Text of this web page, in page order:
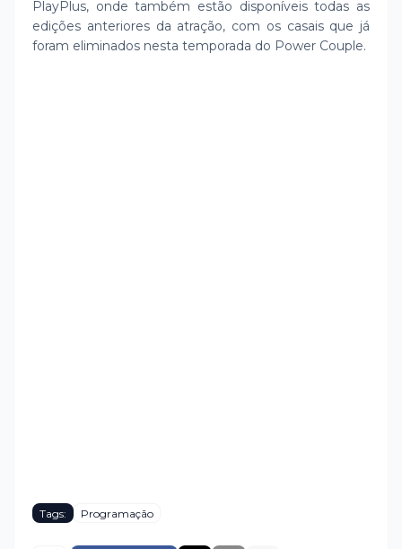
PlayPlus, onde também estão disponíveis todas as
edições anteriores da atração, com os casais que já
foram eliminados nesta temporada do Power Couple.
Tags: Programação